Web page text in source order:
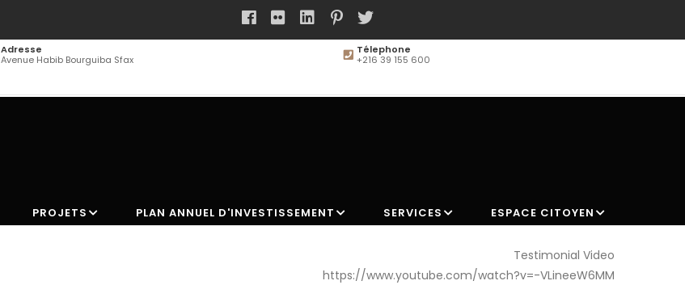
Adresse
Avenue Habib Bourguiba Sfax
Télephone
+216 39 155 600
NAVIGATION
PROJETS PLAN ANNUEL D'INVESTISSEMENT SERVICES ESPACE CITOYEN
Testimonial Video
https://www.youtube.com/watch?v=-VLineeW6MM